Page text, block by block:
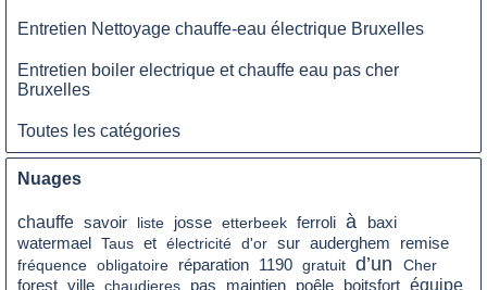
Entretien Nettoyage chauffe-eau électrique Bruxelles
Entretien boiler electrique et chauffe eau pas cher
Bruxelles
Toutes les catégories
Nuages
chauffe savoir liste josse etterbeek ferroli à
baxi
watermael
Taus et électricité d'or sur auderghem remise
fréquence obligatoire réparation 1190 gratuit d’un
Cher
forest ville chaudieres pas maintien poêle boitsfort équipe